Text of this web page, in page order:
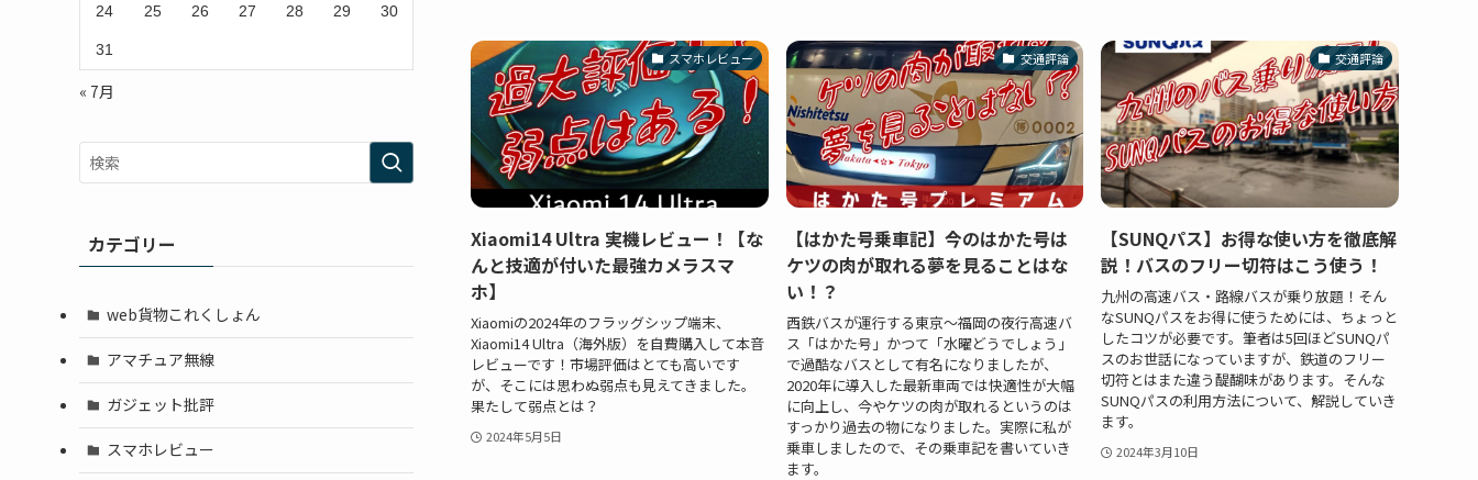
スマホレビュー
Xiaomi14 Ultra 実機レビュー！【な
んと技適が付いた最強カメラスマ
ホ】
Xiaomiの2024年のフラッグシップ端末、
Xiaomi14 Ultra（海外版）を自費購入して本音
レビューです！市場評価はとても高いです
が、そこには思わぬ弱点も見えてきました。
果たして弱点とは？
2024年5月5日
交通評論
【はかた号乗車記】今のはかた号は
ケツの肉が取れる夢を見ることはな
い！？
西鉄バスが運行する東京～福岡の夜行高速バ
ス「はかた号」かつて「水曜どうでしょう」
で過酷なバスとして有名になりましたが、
2020年に導入した最新車両では快適性が大幅
に向上し、今やケツの肉が取れるというのは
すっかり過去の物になりました。実際に私が
乗車しましたので、その乗車記を書いていき
ます。
交通評論
【SUNQパス】お得な使い方を徹底解
説！バスのフリー切符はこう使う！
九州の高速バス・路線バスが乗り放題！そん
なSUNQパスをお得に使うためには、ちょっと
したコツが必要です。筆者は5回ほどSUNQパ
スのお世話になっていますが、鉄道のフリー
切符とはまた違う醍醐味があります。そんな
SUNQパスの利用方法について、解説していき
ます。
2024年3月10日
24 25 26 27 28 29 30
31
« 7月
カテゴリー
web貨物これくしょん
アマチュア無線
ガジェット批評
スマホレビュー